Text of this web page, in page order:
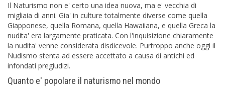
Il Naturismo non e' certo una idea nuova, ma e' vecchia di
migliaia di anni. Gia' in culture totalmente diverse come quella
Giapponese, quella Romana, quella Hawaiiana, e quella Greca la
nudita' era largamente praticata. Con l'inquisizione chiaramente
la nudita' venne considerata disdicevole. Purtroppo anche oggi il
Nudismo stenta ad essere accettato a causa di antichi ed
infondati pregiudizi.
Quanto e' popolare il naturismo nel mondo